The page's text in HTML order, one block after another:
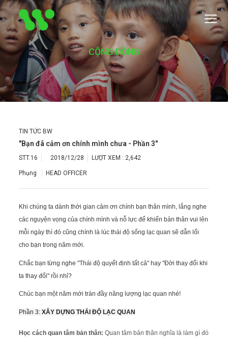
CỘNG ĐỒNG
TIN TỨC BW
"Bạn đã cảm ơn chính mình chưa - Phần 3"
STT.16 2018/12/28 LƯỢT XEM :2,642
Phụng HEAD OFFICER
Khi chúng ta dành thời gian cảm ơn chính bạn thân mình, lắng nghe
các nguyện vọng của chính mình và nỗ lực để khiến bản thân vui lên
mỗi ngày thì đó cũng chính là lúc thái độ sống lạc quan sẽ dẫn lối
cho bạn trong năm mới.
Chắc bạn từng nghe "Thái độ quyết định tất cả" hay "Đời thay đổi khi
ta thay đổi" rồi nhỉ?
Chúc bạn một năm mới tràn đầy năng lượng lạc quan nhé!
Phần 3: XÂY DỰNG THÁI ĐỘ LẠC QUAN
Học cách quan tâm bản thân:Quan tâm bản thân nghĩa là làm gì đó